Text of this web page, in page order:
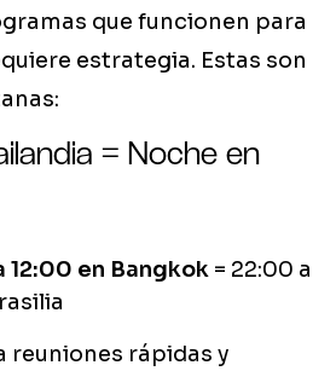
que funcionen para
estrategia. Estas son
= Noche en
12:00 en Bangkok = 22:00 a
reuniones rápidas y